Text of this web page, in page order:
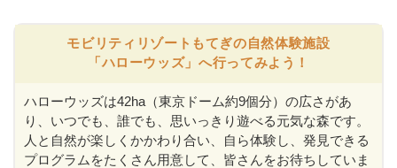
モビリティリゾートもてぎの自然体験施設
「ハローウッズ」へ行ってみよう！
ハローウッズは42ha（東京ドーム約9個分）の広さがあ
り、いつでも、誰でも、思いっきり遊べる元気な森です。
人と自然が楽しくかかわり合い、自ら体験し、発見できる
プログラムをたくさん用意して、皆さんをお待ちしていま